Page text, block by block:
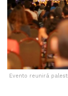
Evento reunirá